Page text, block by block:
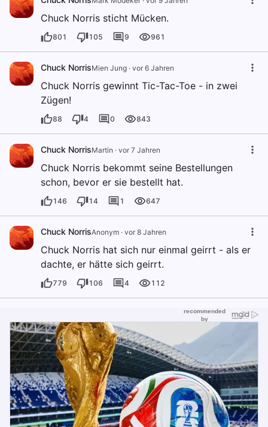
Chuck Norris sticht Mücken.
801 105 9 961
Chuck NorrisMien Jung · vor 6 Jahren
Chuck Norris gewinnt Tic-Tac-Toe - in zwei
Zügen!
88 4 0 843
Chuck NorrisMartin · vor 7 Jahren
Chuck Norris bekommt seine Bestellungen
schon, bevor er sie bestellt hat.
146 14 1 647
Chuck NorrisAnonym · vor 8 Jahren
Chuck Norris hat sich nur einmal geirrt - als er
dachte, er hätte sich geirrt.
779 106 4 112